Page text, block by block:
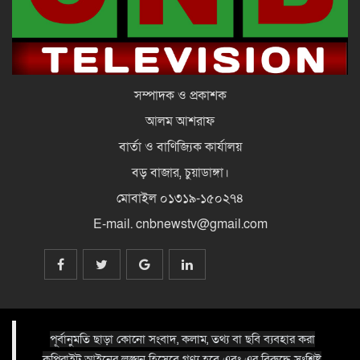
জনপ্রিয় অভিনেত্রী রিনা রহমান আর নেই
১৫ মাস পর দেশে ফিরলেন ইলিয়াস
কাঞ্চন, চাইলেন দোয়া
সম্পাদক ও প্রকাশক
আলম আশরাফ
বার্তা ও বাণিজ্যিক কার্যালয়
বড় বাজার, চুয়াডাঙ্গা।
মোবাইল ০১৩১৯-১৫০২৭৪
E-mail. cnbnewstv@gmail.com
পূর্বানুমতি ছাড়া কোনো সংবাদ, কলাম, তথ্য বা ছবি ব্যবহার করা